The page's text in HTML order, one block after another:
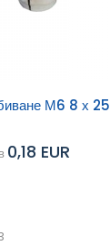
М6 8 х 25
0,18 EUR